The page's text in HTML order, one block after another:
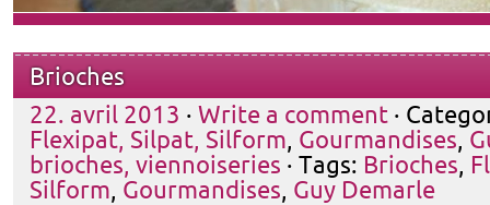
Brioches
22. avril 2013 · Write a comment ·
Flexipat, Silpat, Silform, Gourmandises,
brioches, viennoiseries · Tags: Brioches,
Silform, Gourmandises, Guy Demarle